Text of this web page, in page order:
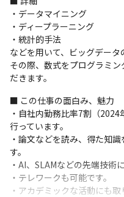
・データマイニング
・ディープラーニング
・統計的手法
などを用いて、ビッグデータ
その際、数式をプログラミ
だきます。
■ この仕事の面白み、魅力
・自社内勤務比率7割（
行っています。
・論文などを読み、得た知
す。
・AI、SLAMなどの先端技術
・テレワークも可能です。
・アカデミックな活動にも取